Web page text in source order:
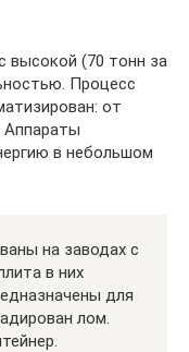
высокой (70 тонн за
Процесс
от
Аппараты
в небольшом
на заводах с
в них
для
лом.